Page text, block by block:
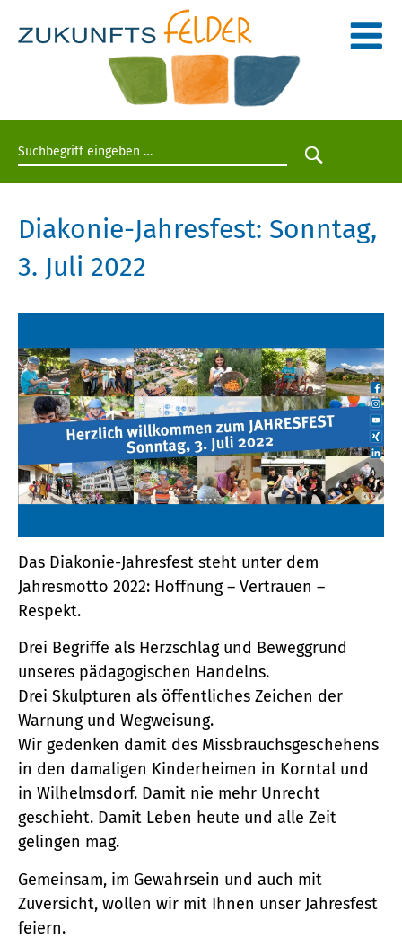
Suchbegriff eingeben
Suche
Diakonie-Jahresfest: Sonntag,
3. Juli 2022
Das Diakonie-Jahresfest steht unter dem
Jahresmotto 2022: Hoffnung – Vertrauen –
Respekt.
Drei Begriffe als Herzschlag und Beweggrund
unseres pädagogischen Handelns.
Drei Skulpturen als öffentliches Zeichen der
Warnung und Wegweisung.
Wir gedenken damit des Missbrauchsgeschehens
in den damaligen Kinderheimen in Korntal und
in Wilhelmsdorf. Damit nie mehr Unrecht
geschieht. Damit Leben heute und alle Zeit
gelingen mag.
Gemeinsam, im Gewahrsein und auch mit
Zuversicht, wollen wir mit Ihnen unser Jahresfest
feiern.